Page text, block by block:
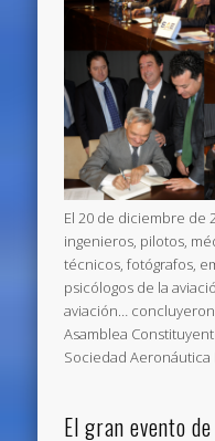
El 20 de diciembre de
ingenieros, pilotos,
técnicos, fotógrafos,
psicólogos de la
aviación…
Asamblea
Sociedad Aeronáutica
El gran evento